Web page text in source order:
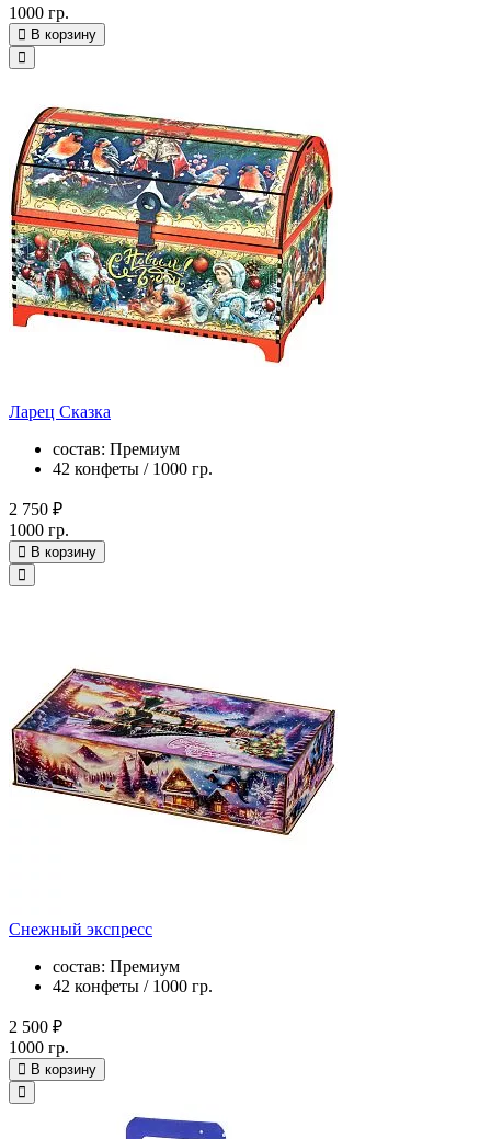
1000 гр.
В корзину
Ларец Сказка
состав: Премиум
42 конфеты / 1000 гр.
2 750 ₽
1000 гр.
В корзину
Снежный экспресс
состав: Премиум
42 конфеты / 1000 гр.
2 500 ₽
1000 гр.
В корзину